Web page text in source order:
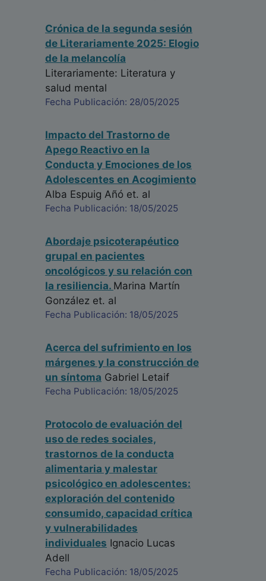
Crónica de la segunda sesión
de Literariamente 2025: Elogio
de la melancolía
Literariamente: Literatura y
salud mental
Fecha Publicación: 28/05/2025
Impacto del Trastorno de
Apego Reactivo en la
Conducta y Emociones de los
Adolescentes en Acogimiento
Alba Espuig Añó et. al
Fecha Publicación: 18/05/2025
Abordaje psicoterapéutico
grupal en pacientes
oncológicos y su relación con
la resiliencia. Marina Martín
González et. al
Fecha Publicación: 18/05/2025
Acerca del sufrimiento en los
márgenes y la construcción de
un síntoma Gabriel Letaif
Fecha Publicación: 18/05/2025
Protocolo de evaluación del
uso de redes sociales,
trastornos de la conducta
alimentaria y malestar
psicológico en adolescentes:
exploración del contenido
consumido, capacidad crítica
y vulnerabilidades
individuales Ignacio Lucas
Adell
Fecha Publicación: 18/05/2025